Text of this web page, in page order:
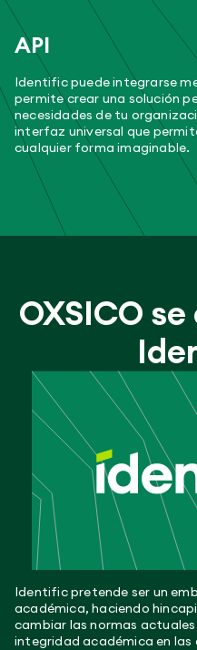
API
Identific puede integrarse
permite crear una solución
necesidades de tu
interfaz universal que
cualquier forma imaginable.
OXSICO
Identific pretende ser un
académica, haciendo
cambiar las normas
integridad académica en las